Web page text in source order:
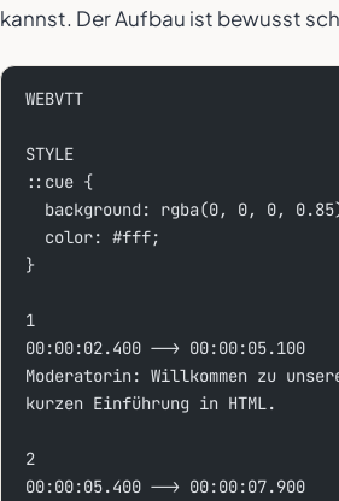
kannst. Der Aufbau ist bewusst
WEBVTT
STYLE
::cue {
background: rgba(0, 0, 0,
  color: #fff;
}
1
00:00:02.400 --> 00:00:05.100
Moderatorin: Willkommen zu
kurzen Einführung in HTML.
2
00:00:05.400 --> 00:00:07.900